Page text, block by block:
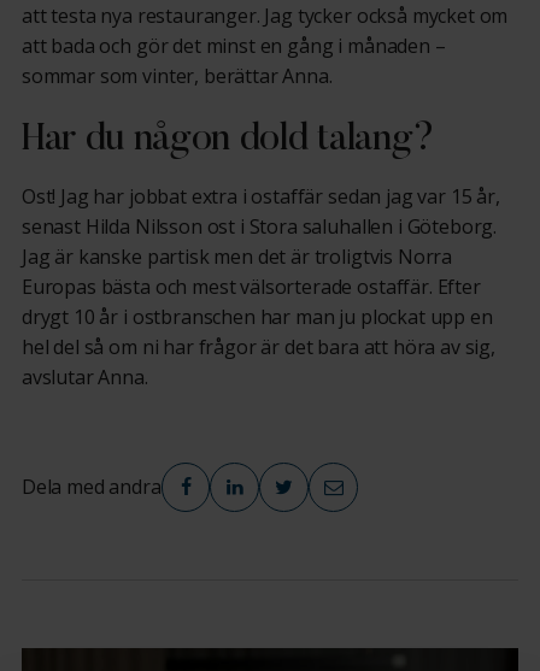
att testa nya restauranger. Jag tycker också mycket om
att bada och gör det minst en gång i månaden –
sommar som vinter, berättar Anna.
Har du någon dold talang?
Ost! Jag har jobbat extra i ostaffär sedan jag var 15 år,
senast Hilda Nilsson ost i Stora saluhallen i Göteborg.
Jag är kanske partisk men det är troligtvis Norra
Europas bästa och mest välsorterade ostaffär. Efter
drygt 10 år i ostbranschen har man ju plockat upp en
hel del så om ni har frågor är det bara att höra av sig,
avslutar Anna.
Dela med andra